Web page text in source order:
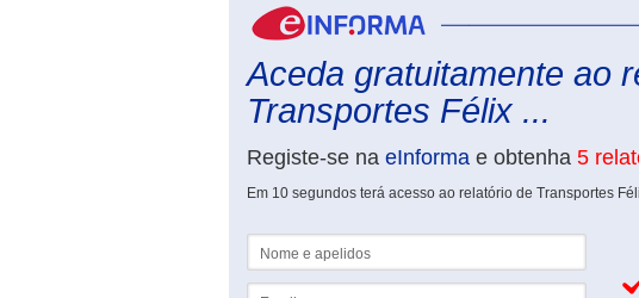
Aceda gratuitamente ao
Transportes Félix ...
Registe-se na eInforma e obtenha 5
Em 10 segundos terá acesso ao relatório de Transportes